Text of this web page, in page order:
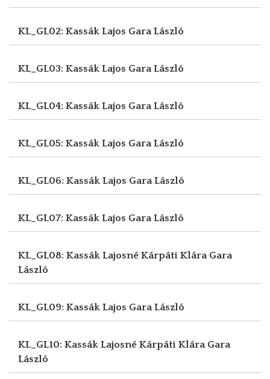
KL_GL02: Kassák Lajos Gara László
KL_GL03: Kassák Lajos Gara László
KL_GL04: Kassák Lajos Gara László
KL_GL05: Kassák Lajos Gara László
KL_GL06: Kassák Lajos Gara László
KL_GL07: Kassák Lajos Gara László
KL_GL08: Kassák Lajosné Kárpáti Klára Gara
László
KL_GL09: Kassák Lajos Gara László
KL_GL10: Kassák Lajosné Kárpáti Klára Gara
László